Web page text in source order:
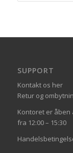
SUPPORT
Kontakt os her
Retur og
Kontoret er åben
fra 12:00 – 15:30